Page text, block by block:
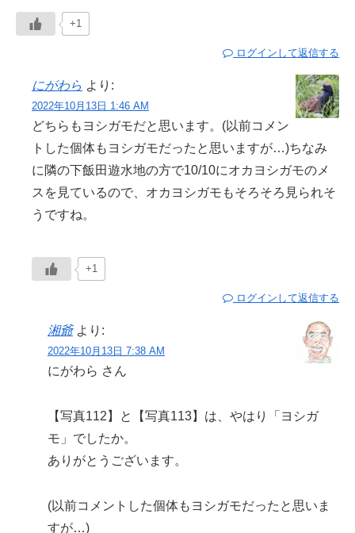
+1
ログインして返信する
にがわら より:
2022年10月13日 1:46 AM
どちらもヨシガモだと思います。(以前コメン
トした個体もヨシガモだったと思いますが…)ちなみ
に隣の下飯田遊水地の方で10/10にオカヨシガモのメ
スを見ているので、オカヨシガモもそろそろ見られそ
うですね。
+1
ログインして返信する
湘爺 より:
2022年10月13日 7:38 AM
にがわら さん
【写真112】と【写真113】は、やはり「ヨシガ
モ」でしたか。
ありがとうございます。
(以前コメントした個体もヨシガモだったと思いま
すが…)